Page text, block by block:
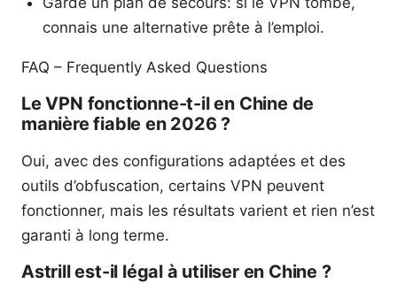
connais une alternative prête à l’emploi.
FAQ – Frequently Asked Questions
Le VPN fonctionne-t-il en Chine de
manière fiable en 2026 ?
Oui, avec des configurations adaptées et des
outils d’obfuscation, certains VPN peuvent
fonctionner, mais les résultats varient et rien n’est
garanti à long terme.
Astrill est-il légal à utiliser en Chine ?